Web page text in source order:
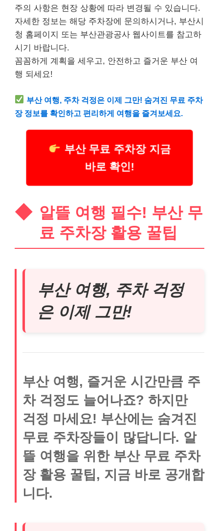
주의 사항은 현장 상황에 따라 변경될 수 있습니다.
자세한 정보는 해당 주차장에 문의하시거나, 부산시
청 홈페이지 또는 부산관광공사 웹사이트를 참고하
시기 바랍니다.
꼼꼼하게 계획을 세우고, 안전하고 즐거운 부산 여
행 되세요!
부산 여행, 주차 걱정은 이제 그만! 숨겨진 무료 주차
장 정보를 확인하고 편리하게 여행을 즐겨보세요.
부산 무료 주차장 지금
바로 확인!
알뜰 여행 필수! 부산 무
료 주차장 활용 꿀팁
부산 여행, 주차 걱정
은 이제 그만!
부산 여행, 즐거운 시간만큼 주
차 걱정도 늘어나죠? 하지만
걱정 마세요! 부산에는 숨겨진
무료 주차장들이 많답니다. 알
뜰 여행을 위한 부산 무료 주차
장 활용 꿀팁, 지금 바로 공개합
니다.